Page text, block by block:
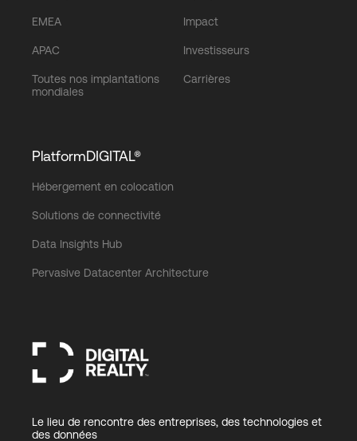
EMEA
APAC
Toutes nos implantations
mondiales
Impact
Investisseurs
Carrières
PlatformDIGITAL®
Hébergement en colocation
Solutions de connectivité
Data Insights Hub
Pervasive Datacenter Architecture
Le lieu de rencontre des entreprises, des technologies et
des données